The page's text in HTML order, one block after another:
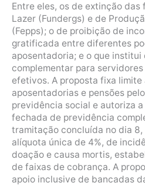
Entre eles, os de extinção
Lazer (Fundergs) e de
(Fepps); o de proibição de
gratificada entre diferentes
aposentadoria; e o que
complementar para
efetivos. A proposta fixa limite
aposentadorias e pensões
previdência social e autoriza
fechada de previdência
tramitação concluída no dia
alíquota única de 4%, de
doação e causa mortis,
de faixas de cobrança. A
apoio inclusive de bancadas